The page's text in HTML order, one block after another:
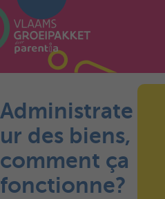
Administrate
ur des biens,
comment ça
fonctionne?